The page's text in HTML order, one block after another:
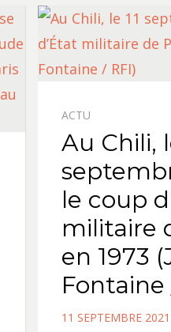
ACTU
Au Chili,
le coup
militaire
en 1973
Fontaine
POSTED
11 SEPTEMBRE 2021